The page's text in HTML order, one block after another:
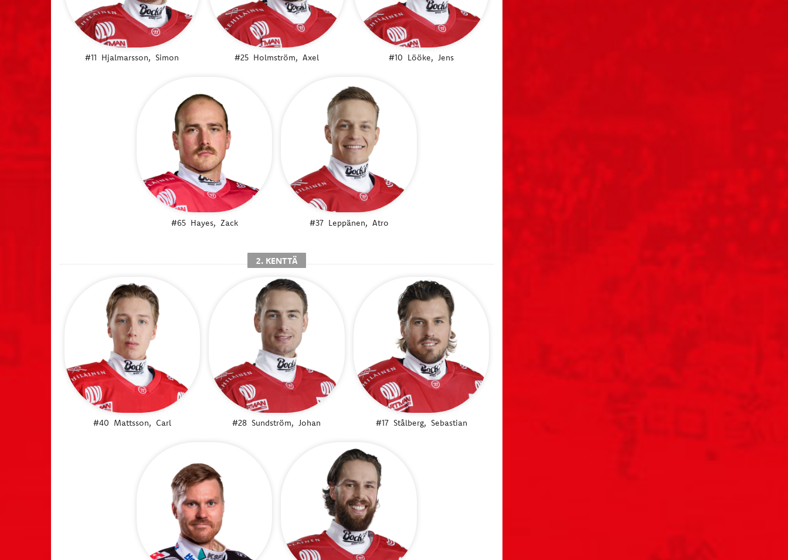
#11 Hjalmarsson, Simon #25 Holmström, Axel #10 Lööke, Jens
#65 Hayes, Zack #37 Leppänen, Atro
2. KENTTÄ
#40 Mattsson, Carl #28 Sundström, Johan #17 Stålberg, Sebastian